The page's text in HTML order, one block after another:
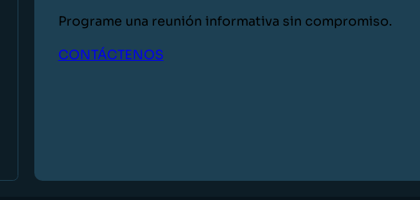
Programe una reunión informativa sin compromiso.
CONTÁCTENOS